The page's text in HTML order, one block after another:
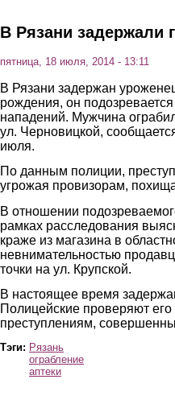
В Рязани задержали
пятница, 18 июля, 2014 - 13:11
В Рязани задержан
рождения, он
нападений. Мужчина
ул. Черновицкой,
июля.
По данным полиции,
угрожая провизорам,
В отношении
рамках расследования
краже из магазина в
невнимательностью
точки на ул. Крупской.
В настоящее время
Полицейские проверяют его
преступлениям,
Тэги: Рязань
ограбление
аптеки